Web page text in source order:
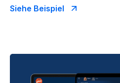
Siehe Beispiel